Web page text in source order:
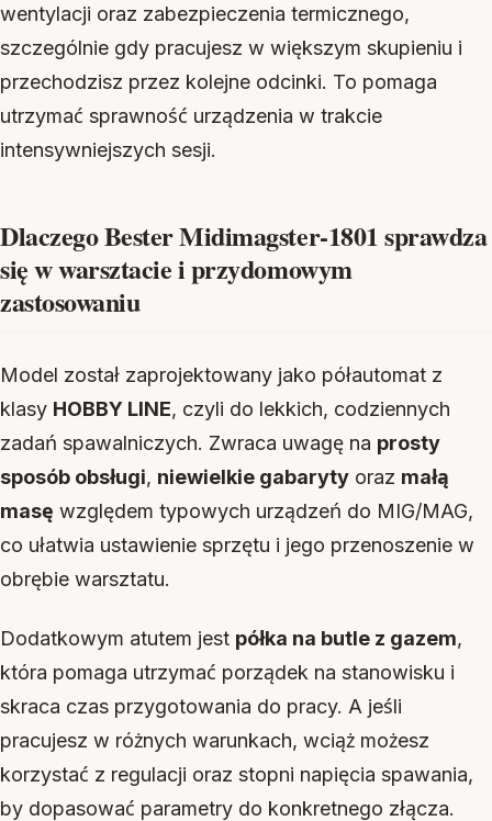
wentylacji oraz zabezpieczenia termicznego,
szczególnie gdy pracujesz w większym skupieniu i
przechodzisz przez kolejne odcinki. To pomaga
utrzymać sprawność urządzenia w trakcie
intensywniejszych sesji.
Dlaczego Bester Midimagster-1801 sprawdza
się w warsztacie i przydomowym
zastosowaniu
Model został zaprojektowany jako półautomat z
klasy HOBBY LINE, czyli do lekkich, codziennych
zadań spawalniczych. Zwraca uwagę na prosty
sposób obsługi, niewielkie gabaryty oraz małą
masę względem typowych urządzeń do MIG/MAG,
co ułatwia ustawienie sprzętu i jego przenoszenie w
obrębie warsztatu.
Dodatkowym atutem jest półka na butle z gazem,
która pomaga utrzymać porządek na stanowisku i
skraca czas przygotowania do pracy. A jeśli
pracujesz w różnych warunkach, wciąż możesz
korzystać z regulacji oraz stopni napięcia spawania,
by dopasować parametry do konkretnego złącza.